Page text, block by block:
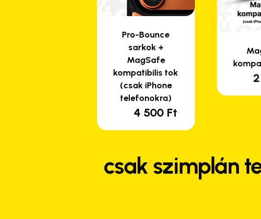
Pro-Bounce
sarkok +
MagSafe
kompatibilis tok
(csak iPhone
telefonokra)
4 500 Ft
csak szimplán